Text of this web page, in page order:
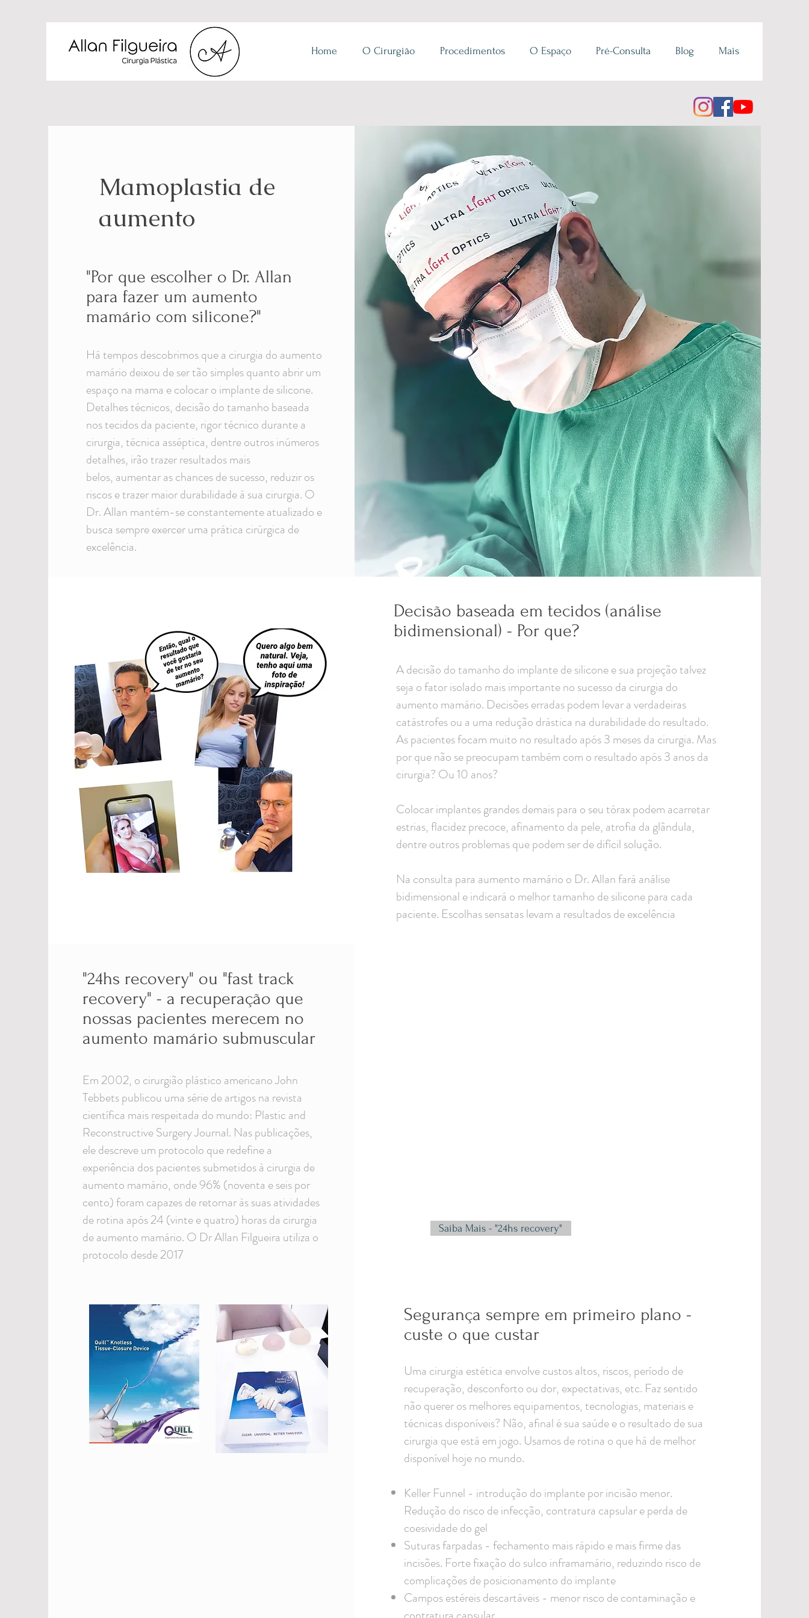
Home O Cirurgião Procedimentos O Espaço Pré-Consulta Blog Mais
Mamoplastia de
aumento
"Por que escolher o Dr. Allan
para fazer um aumento
mamário com silicone?"
Há tempos descobrimos que a cirurgia do aumento
mamário deixou de ser tão simples quanto abrir um
espaço na mama e colocar o implante de silicone.
Detalhes técnicos, decisão do tamanho baseada
nos tecidos da paciente, rigor técnico durante a
cirurgia, técnica asséptica, dentre outros inúmeros
detalhes, irão trazer resultados mais
belos, aumentar as chances de sucesso, reduzir os
riscos e trazer maior durabilidade à sua cirurgia. O
Dr. Allan mantém-se constantemente atualizado e
busca sempre exercer uma prática cirúrgica de
excelência.
Decisão baseada em tecidos (análise
bidimensional) - Por que?
A decisão do tamanho do implante de silicone e sua projeção talvez
seja o fator isolado mais importante no sucesso da cirurgia do
aumento mamário. Decisões erradas podem levar a verdadeiras
catástrofes ou a uma redução drástica na durabilidade do resultado.
As pacientes focam muito no resultado após 3 meses da cirurgia. Mas
por que não se preocupam também com o resultado após 3 anos da
cirurgia? Ou 10 anos?
Colocar implantes grandes demais para o seu tórax podem acarretar
estrias, flacidez precoce, afinamento da pele, atrofia da glândula,
dentre outros problemas que podem ser de difícil solução.
Na consulta para aumento mamário o Dr. Allan fará análise
bidimensional e indicará o melhor tamanho de silicone para cada
paciente. Escolhas sensatas levam a resultados de excelência
"24hs recovery" ou "fast track
recovery" - a recuperação que
nossas pacientes merecem no
aumento mamário submuscular
Em 2002, o cirurgião plástico americano John
Tebbets publicou uma série de artigos na revista
científica mais respeitada do mundo: Plastic and
Reconstructive Surgery Journal. Nas publicações,
ele descreve um protocolo que redefine a
experiência dos pacientes submetidos à cirurgia de
aumento mamário, onde 96% (noventa e seis por
cento) foram capazes de retornar às suas atividades
de rotina após 24 (vinte e quatro) horas da cirurgia
de aumento mamário. O Dr Allan Filgueira utiliza o
protocolo desde 2017
Saiba Mais - "24hs recovery"
Segurança sempre em primeiro plano -
custe o que custar
Uma cirurgia estética envolve custos altos, riscos, período de
recuperação, desconforto ou dor, expectativas, etc. Faz sentido
não querer os melhores equipamentos, tecnologias, materiais e
técnicas disponíveis? Não, afinal é sua saúde e o resultado de sua
cirurgia que está em jogo. Usamos de rotina o que há de melhor
disponível hoje no mundo.
Keller Funnel - introdução do implante por incisão menor.
Redução do risco de infecção, contratura capsular e perda de
coesividade do gel
Suturas farpadas - fechamento mais rápido e mais firme das
incisões. Forte fixação do sulco inframamário, reduzindo risco de
complicações de posicionamento do implante
Campos estéreis descartáveis - menor risco de contaminação e